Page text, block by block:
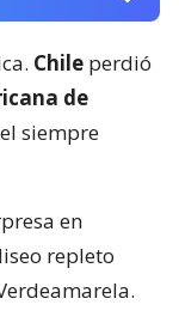
Chile perdió
de
siempre
en
repleto